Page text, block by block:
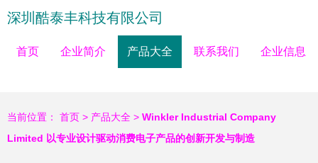
深圳酷泰丰科技有限公司
首页 企业简介 产品大全 联系我们 企业信息
当前位置： 首页 > 产品大全 > Winkler Industrial Company
Limited 以专业设计驱动消费电子产品的创新开发与制造